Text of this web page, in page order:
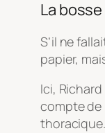
La
S’il ne
papier,
Ici,
compte de